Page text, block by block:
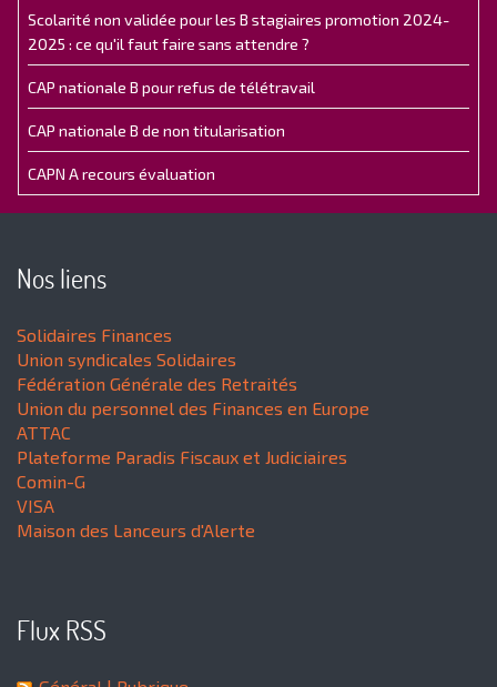
Scolarité non validée pour les B stagiaires promotion 2024-
2025 : ce qu'il faut faire sans attendre ?
CAP nationale B pour refus de télétravail
CAP nationale B de non titularisation
CAPN A recours évaluation
Nos liens
Solidaires Finances
Union syndicales Solidaires
Fédération Générale des Retraités
Union du personnel des Finances en Europe
ATTAC
Plateforme Paradis Fiscaux et Judiciaires
Comin-G
VISA
Maison des Lanceurs d'Alerte
Flux RSS